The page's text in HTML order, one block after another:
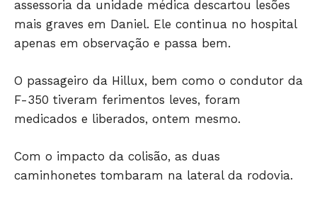
POLÍTICA
assessoria da unidade médica descartou lesões
mais graves em Daniel. Ele continua no hospital
apenas em observação e passa bem.
O passageiro da Hillux, bem como o condutor da
F-350 tiveram ferimentos leves, foram
medicados e liberados, ontem mesmo.
Com o impacto da colisão, as duas
caminhonetes tombaram na lateral da rodovia.